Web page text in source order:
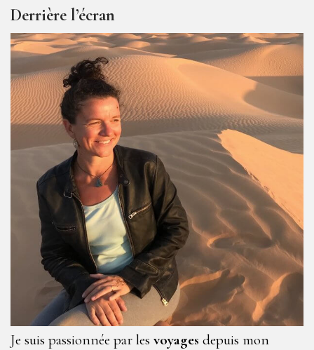
Derrière l’écran
Je suis passionnée par les voyages depuis mon